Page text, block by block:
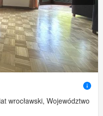
wrocławski, Województwo